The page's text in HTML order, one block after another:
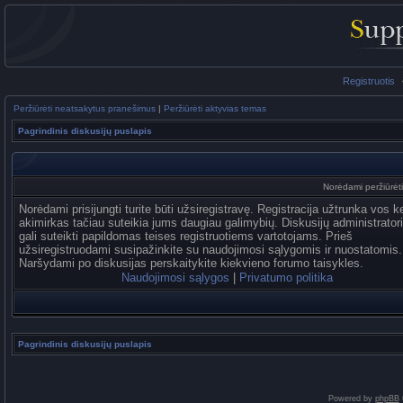
Registruotis
Peržiūrėti neatsakytus pranešimus | Peržiūrėti aktyvias temas
Pagrindinis diskusijų puslapis
Norėdami
Norėdami prisijungti turite būti užsiregistravę. Registracija užtrunka vos
akimirkas tačiau suteikia jums daugiau galimybių. Diskusijų
gali suteikti papildomas teises registruotiems vartotojams. Prieš
užsiregistruodami susipažinkite su naudojimosi sąlygomis ir nuostatomis.
Naršydami po diskusijas perskaitykite kiekvieno forumo taisykles.
Naudojimosi sąlygos
Privatumo politika
Pagrindinis diskusijų puslapis
Powered by phpBB